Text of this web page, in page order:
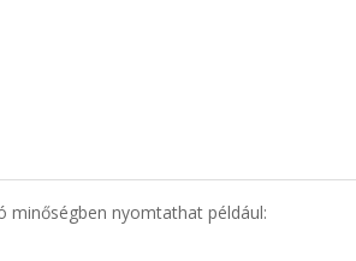
nyomtathat például: